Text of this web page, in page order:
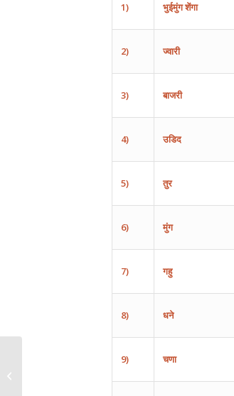
1) भुईमुंगशेंगा
2) ज्वारी
3) बाजरी
4) उडिद
5) तुर
6) मुंग
7) गहु
8) धने
9) चणा